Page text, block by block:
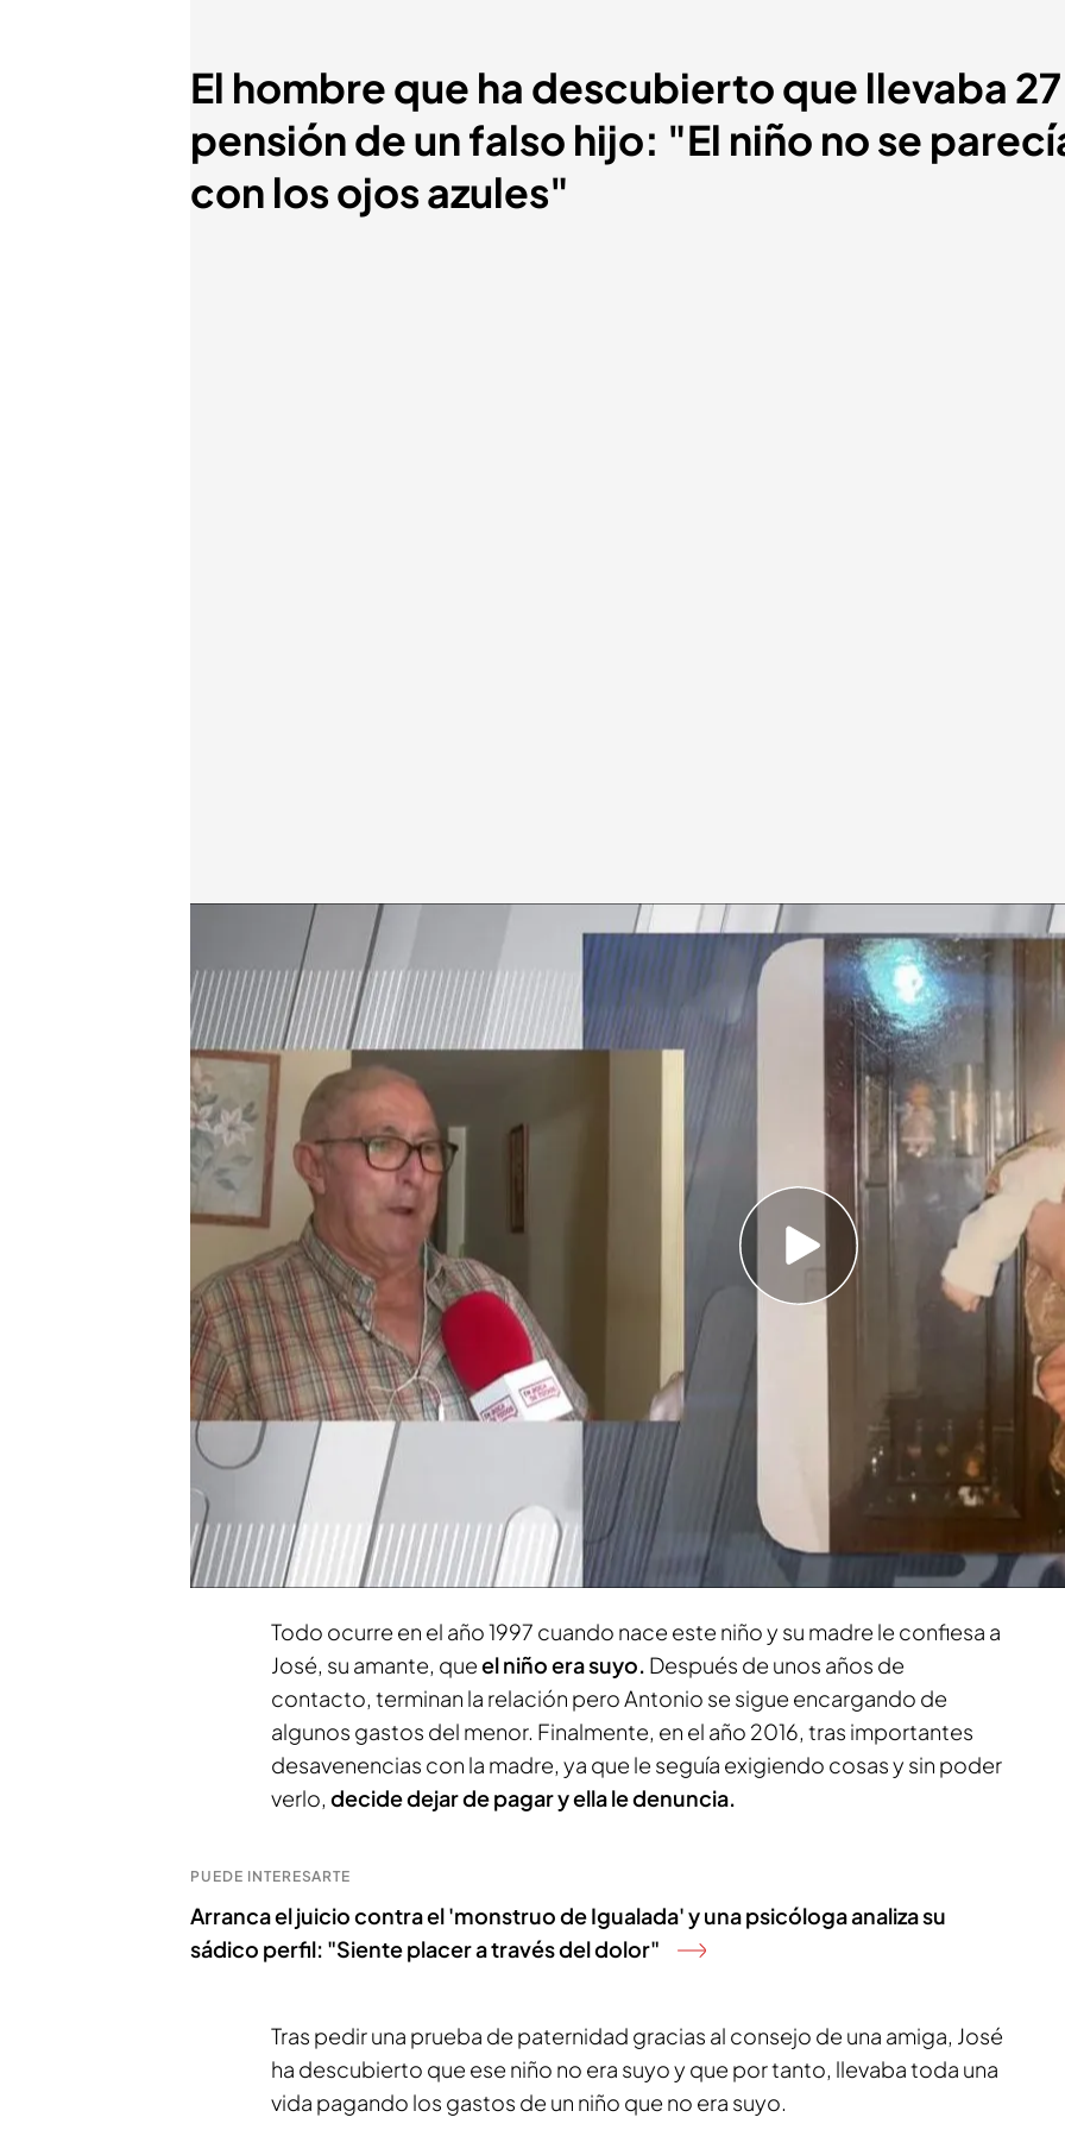
El hombre que ha descubierto que llevaba
pensión de un falso hijo: "El niño no se
con los ojos azules"
José, la víctima del engaño cuatro.com
En boca de todos
17 JUN 2024 - 13:22h.
Descubre que llevaba pagando 27 años la manutención a un falso
vástago
Hablamos con el hombre que ha sido engañado por un amante que
tuvo en el pasado
"El niño no se parecía a mí, era igual que los ingleses", comentaba
José, la víctima
Compartir
Un hombre de 80 años va a juicio tras dejar de pasarle la pensión a su hijo
de 27 años. Sin embargo, durante el juicio ha descubierto algo alucinante.
Tras sus sospechas y pedir laspruebas de paternidad
es su hijo después de años pagándole la pensión.
Todo ocurre en el año 1997 cuando nace este niño y su madre le confiesa a
José, su amante, queel niño era suyo. Después de unos años de
contacto, terminan la relación pero Antonio se sigue encargando de
algunos gastos del menor. Finalmente, en el año 2016, tras importantes
desavenencias con la madre, ya que le seguía exigiendo cosas y sin poder
verlo, decide dejar de pagar y ella le denuncia.
PUEDE INTERESARTE
Arranca el juicio contra el 'monstruo de Igualada' y una psicóloga analiza su
sádico perfil: "Siente placer a través del dolor"
Tras pedir una prueba de paternidad gracias al consejo de una amiga, José
ha descubierto que ese niño no era suyo y que por tanto, llevaba toda una
vida pagando los gastos de un niño que no era suyo.